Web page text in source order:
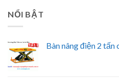
NỔI BẬT
Bàn nâng điện 2